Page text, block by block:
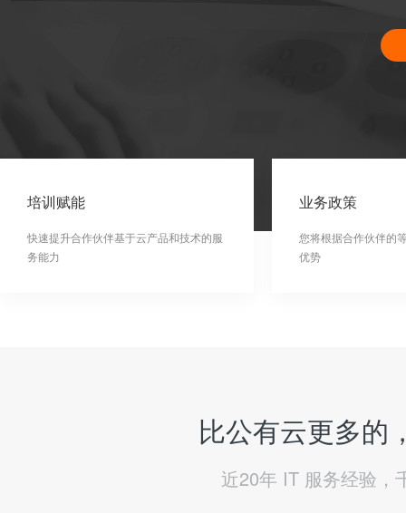
培训赋能
快速提升合作伙伴基于云产品和技术的服
务能力
业务政策
您将根据合作伙伴的
优势
比公有云更多的
近20年 IT 服务经验，